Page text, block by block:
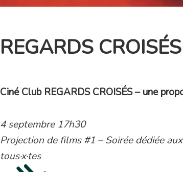
REGARDS
Ciné Club REGARDS CROISÉS – une
4 septembre 17h30
Projection de films #1 – Soirée dédiée
tous·x·tes